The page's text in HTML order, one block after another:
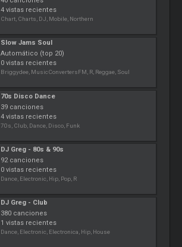
4 vistas recientes
Chart, Charts, DJ, Mobile, Northern
Slow Jams Soul
Automático (top 20)
0 vistas recientes
Briggydee, MusicConvertersFM, R, Reggae, Soul
70s Disco Dance
39 canciones
4 vistas recientes
70s, Club, Dance, Disco, Funk
DJ Greg - 80s & 90s
92 canciones
0 vistas recientes
Dance, Electronic, Hip, Pop, R
DJ Greg - Club
380 canciones
1 vistas recientes
Dance, Electronic, Electronica, Hip, House